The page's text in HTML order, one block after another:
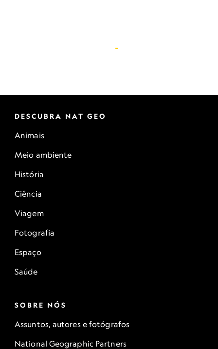
DESCUBRA NAT GEO
Animais
Meio ambiente
História
Ciência
Viagem
Fotografia
Espaço
Saúde
SOBRE NÓS
Assuntos, autores e fotógrafos
National Geographic Partners